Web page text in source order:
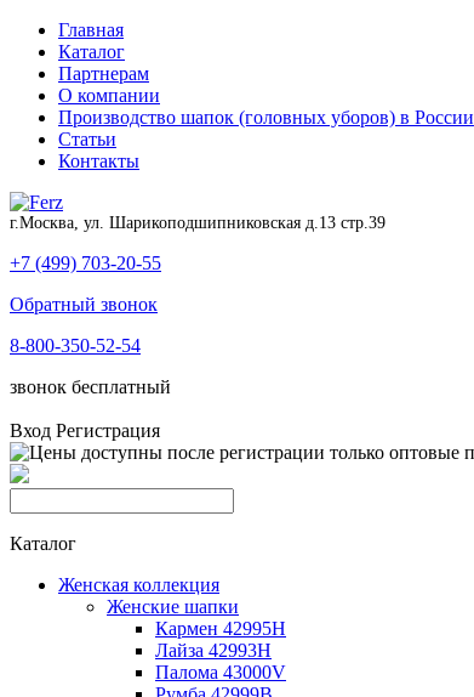
Главная
Каталог
Партнерам
О компании
Производство шапок (головных уборов) в России
Статьи
Контакты
г.Москва, ул. Шарикоподшипниковская д.13 стр.39
+7 (499) 703-20-55
Обратный звонок
8-800-350-52-54
звонок бесплатный
Вход Регистрация
Каталог
Женская коллекция
Женские шапки
Кармен 42995H
Лайза 42993H
Палома 43000V